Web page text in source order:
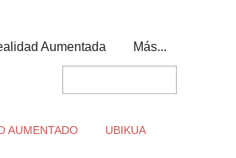
Aumentada Más...
AUMENTADO UBIKUA